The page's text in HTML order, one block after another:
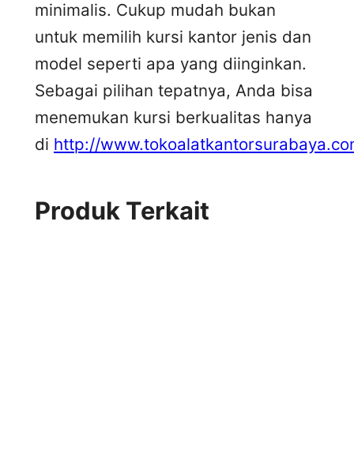
minimalis. Cukup mudah bukan
untuk memilih kursi kantor jenis dan
model seperti apa yang diinginkan.
Sebagai pilihan tepatnya, Anda bisa
menemukan kursi berkualitas hanya
di http://
Produk Terkait